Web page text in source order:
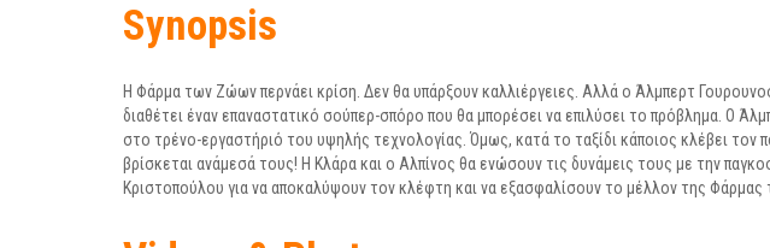
Synopsis
Η Φάρμα των Ζώων περνάει κρίση. Δεν θα υπάρξουν καλλιέργειες. Αλλά ο Άλμπερτ
διαθέτει έναν επαναστατικό σούπερ-σπόρο που θα μπορέσει να επιλύσει το πρόβλημα. Ο
στο τρένο-εργαστήριό του υψηλής τεχνολογίας. Όμως, κατά το ταξίδι κάποιος κλέβει τον
βρίσκεται ανάμεσά τους! Η Κλάρα και ο Αλπίνος θα ενώσουν τις δυνάμεις τους με την
Κριστοπούλου για να αποκαλύψουν τον κλέφτη και να εξασφαλίσουν το μέλλον της